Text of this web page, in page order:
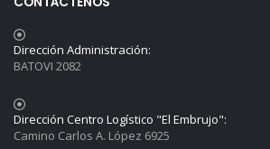
Dirección Administración:
BATOVI 2082
Dirección Centro Logístico "El Embrujo":
Camino Carlos A. López 6925